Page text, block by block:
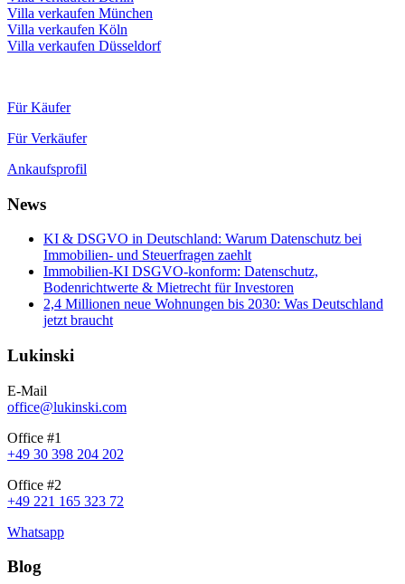
Villa verkaufen München
Villa verkaufen Köln
Villa verkaufen Düsseldorf
Für Käufer
Für Verkäufer
Ankaufsprofil
News
KI & DSGVO in Deutschland: Warum Datenschutz bei
Immobilien- und Steuerfragen zaehlt
Immobilien-KI DSGVO-konform: Datenschutz,
Bodenrichtwerte & Mietrecht für Investoren
2,4 Millionen neue Wohnungen bis 2030: Was Deutschland
jetzt braucht
Lukinski
E-Mail
office@lukinski.com
Office #1
+49 30 398 204 202
Office #2
+49 221 165 323 72
Whatsapp
Blog